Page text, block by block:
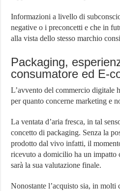
Informazioni a livello di
negative o i preconcetti e che in
alla vista dello stesso marchio
Packaging,
consumatore ed E-
L’avvento del commercio digitale
per quanto concerne marketing e
La ventata d’aria fresca, in tal
concetto di packaging. Senza la
prodotto dal vivo infatti, il
ricevuto a domicilio ha un impatto
sarà la sua valutazione finale.
Nonostante l’acquisto sia, in molti